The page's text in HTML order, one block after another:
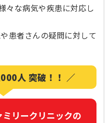
々な病気や疾患に対応し
患者さんの疑問に対して
人 突破！！ ／
リークリニックの